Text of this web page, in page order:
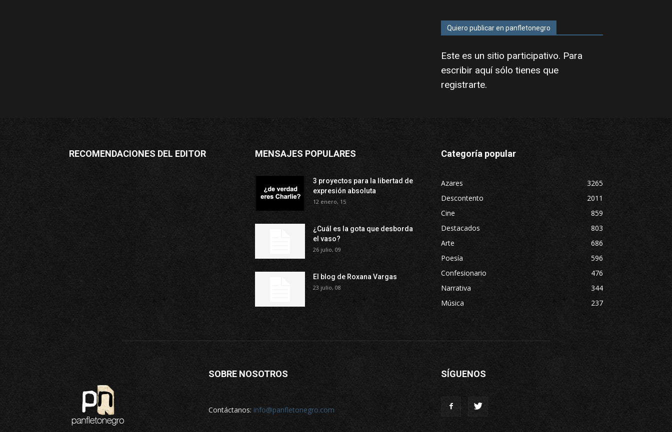
Quiero publicar en panfletonegro
Este es un sitio participativo. Para
escribir aquí sólo tienes que
registrarte.
RECOMENDACIONES DEL EDITOR MENSAJES POPULARES
3 proyectos para la libertad de
expresión absoluta
12 enero, 15
¿Cuál es la gota que desborda
el vaso?
26 julio, 09
El blog de Roxana Vargas
23 julio, 08
Categoría popular
Azares
3265
Descontento
2011
Cine
859
Destacados
803
Arte
686
Poesía
596
Confesionario
476
Narrativa
344
Música
237
SOBRE NOSOTROS
Contáctanos: info@panfletonegro.com
SÍGUENOS